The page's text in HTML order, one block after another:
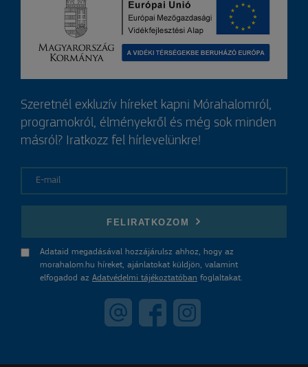
Szeretnél exkluzív híreket kapni Mórahalomról,
programokról, élményekről és még sok minden
másról? Iratkozz fel hírlevelünkre!
FELIRATKOZOM
Adataid megadásával hozzájárulsz ahhoz, hogy az
morahalom.hu híreket, ajánlatokat küldjön, valamint
elfogadod az Adatvédelmi tájékoztatóban foglaltakat.